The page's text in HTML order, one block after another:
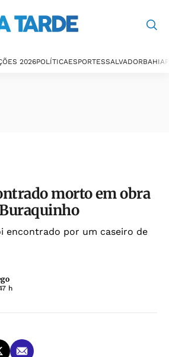
2026POLÍTICAESPORTESSALVADORBAHIA
morto em obra
encontrado por um caseiro de
h